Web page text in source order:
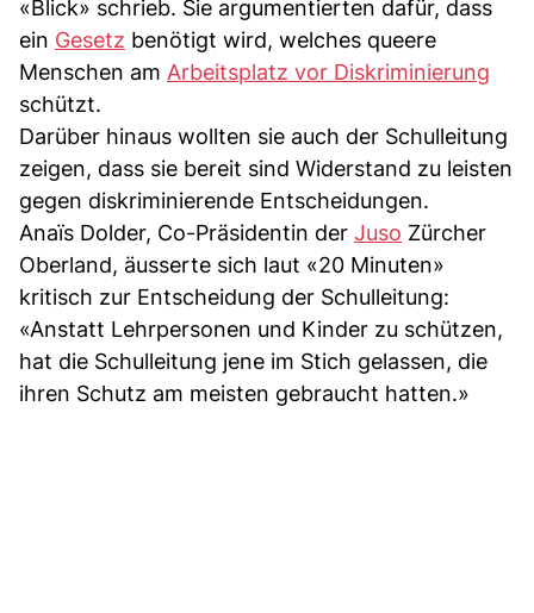
«Blick» schrieb. Sie argumentierten dafür, dass
ein Gesetz benötigt wird, welches queere
Menschen am Arbeitsplatz vor Diskriminierung
schützt.
Darüber hinaus wollten sie auch der Schulleitung
zeigen, dass sie bereit sind Widerstand zu leisten
gegen diskriminierende Entscheidungen.
Anaïs Dolder, Co-Präsidentin der Juso Zürcher
Oberland, äusserte sich laut «20 Minuten»
kritisch zur Entscheidung der Schulleitung:
«Anstatt Lehrpersonen und Kinder zu schützen,
hat die Schulleitung jene im Stich gelassen, die
ihren Schutz am meisten gebraucht hatten.»